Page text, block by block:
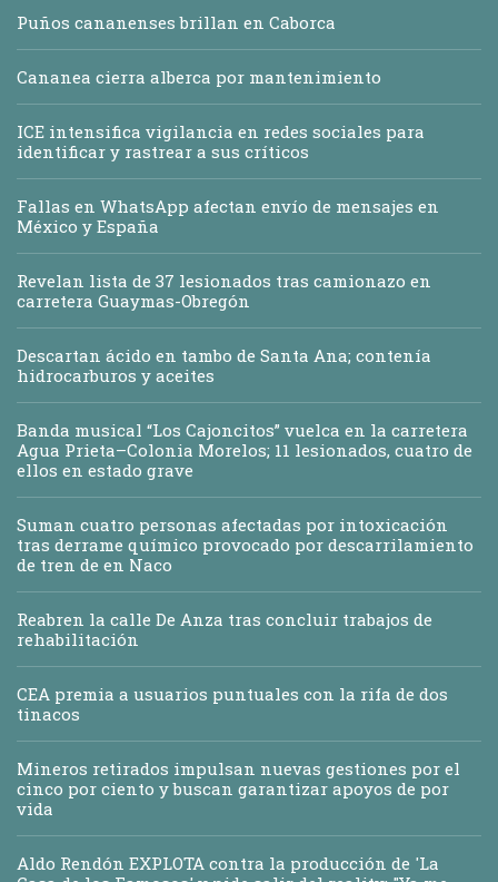
Puños cananenses brillan en Caborca
Cananea cierra alberca por mantenimiento
ICE intensifica vigilancia en redes sociales para
identificar y rastrear a sus críticos
Fallas en WhatsApp afectan envío de mensajes en
México y España
Revelan lista de 37 lesionados tras camionazo en
carretera Guaymas-Obregón
Descartan ácido en tambo de Santa Ana; contenía
hidrocarburos y aceites
Banda musical “Los Cajoncitos” vuelca en la carretera
Agua Prieta–Colonia Morelos; 11 lesionados, cuatro de
ellos en estado grave
Suman cuatro personas afectadas por intoxicación
tras derrame químico provocado por descarrilamiento
de tren de en Naco
Reabren la calle De Anza tras concluir trabajos de
rehabilitación
CEA premia a usuarios puntuales con la rifa de dos
tinacos
Mineros retirados impulsan nuevas gestiones por el
cinco por ciento y buscan garantizar apoyos de por
vida
Aldo Rendón EXPLOTA contra la producción de 'La